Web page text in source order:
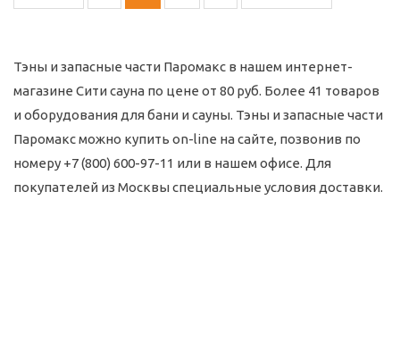
Тэны и запасные части Паромакс в нашем интернет-
магазине Сити сауна по цене от 80 руб. Более 41 товаров
и оборудования для бани и сауны. Тэны и запасные части
Паромакс можно купить on-line на сайте, позвонив по
номеру +7 (800) 600-97-11 или в нашем офисе. Для
покупателей из Москвы специальные условия доставки.